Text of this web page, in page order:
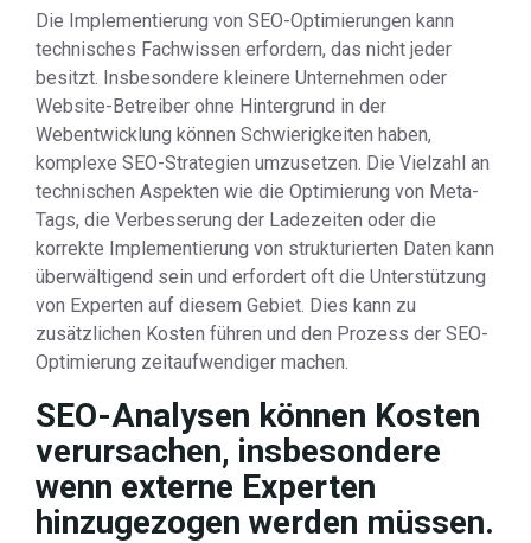
Die Implementierung von SEO-Optimierungen kann
technisches Fachwissen erfordern, das nicht jeder
besitzt. Insbesondere kleinere Unternehmen oder
Website-Betreiber ohne Hintergrund in der
Webentwicklung können Schwierigkeiten haben,
komplexe SEO-Strategien umzusetzen. Die Vielzahl an
technischen Aspekten wie die Optimierung von Meta-
Tags, die Verbesserung der Ladezeiten oder die
korrekte Implementierung von strukturierten Daten kann
überwältigend sein und erfordert oft die Unterstützung
von Experten auf diesem Gebiet. Dies kann zu
zusätzlichen Kosten führen und den Prozess der SEO-
Optimierung zeitaufwendiger machen.
SEO-Analysen können Kosten
verursachen, insbesondere
wenn externe Experten
hinzugezogen werden müssen.